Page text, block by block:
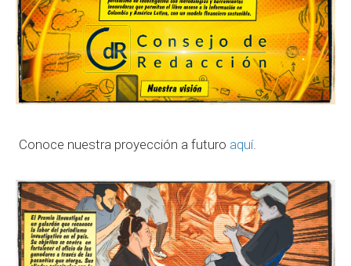
Conoce nuestra proyección a futuro aquí.